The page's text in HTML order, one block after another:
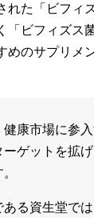
た「ビフィズ
「ビフィズス
めのサプリメ
康市場に参
ゲットを拡
る資生堂で